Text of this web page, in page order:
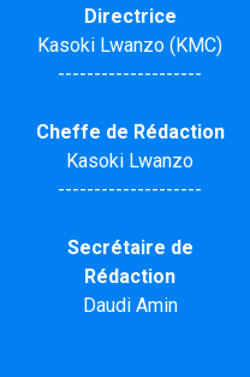
Directrice
Kasoki Lwanzo (KMC)
--------------------
Cheffe de Rédaction
Kasoki Lwanzo
--------------------
Secrétaire de
Rédaction
Daudi Amin